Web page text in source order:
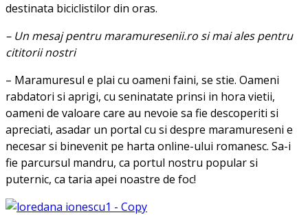
destinata biciclistilor din oras.
– Un mesaj pentru maramuresenii.ro si mai ales pentru
cititorii nostri
– Maramuresul e plai cu oameni faini, se stie. Oameni
rabdatori si aprigi, cu seninatate prinsi in hora vietii,
oameni de valoare care au nevoie sa fie descoperiti si
apreciati, asadar un portal cu si despre maramureseni e
necesar si binevenit pe harta online-ului romanesc. Sa-i
fie parcursul mandru, ca portul nostru popular si
puternic, ca taria apei noastre de foc!